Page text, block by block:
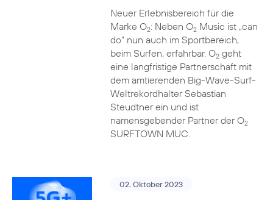
Neuer Erlebnisbereich für die
Marke O2: Neben O2Music ist „can
do“ nun auch im Sportbereich,
beim Surfen, erfahrbar. O2geht
eine langfristige Partnerschaft mit
dem amtierenden Big-Wave-Surf-
Weltrekordhalter Sebastian
Steudtner ein und ist
namensgebender Partner der O2
SURFTOWN MUC.
02. Oktober 2023